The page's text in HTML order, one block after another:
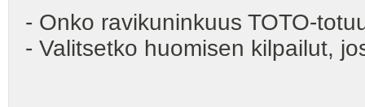
- Onko ravikuninkuus TOTO-
- Valitsetko huomisen kilpailut,